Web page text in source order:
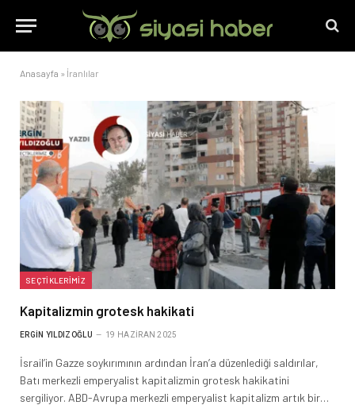
Anasayfa » İranlılar
SEÇTIKLERIMIZ
Kapitalizmin grotesk hakikati
ERGIN YILDIZOĞLU 19 HAZIRAN 2025
İsrail’in Gazze soykırımının ardından İran’a düzenlediği saldırılar,
Batı merkezli emperyalist kapitalizmin grotesk hakikatini
sergiliyor. ABD-Avrupa merkezli emperyalist kapitalizm artık bir…